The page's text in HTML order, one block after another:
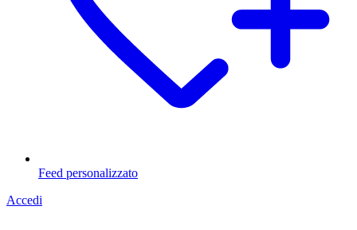
Feed personalizzato
Accedi